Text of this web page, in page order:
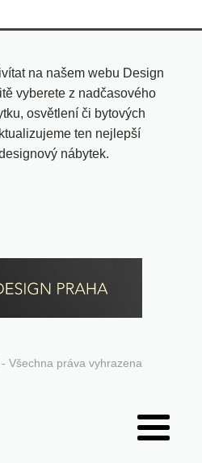
na našem webu Design
vyberete z nadčasového
osvětlení či bytových
ten nejlepší
nábytek.
Všechna práva vyhrazena